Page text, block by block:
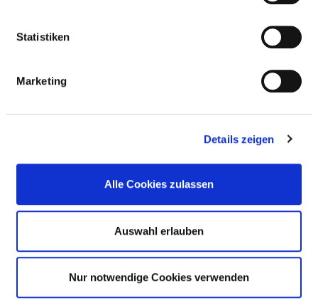
Statistiken
Marketing
Details zeigen
Alle Cookies zulassen
Auswahl erlauben
Nur notwendige Cookies verwenden
(Chefarzt)
Information and services of the department
SPECIALIST EXPERTISE AND FURTHER
TRAINING